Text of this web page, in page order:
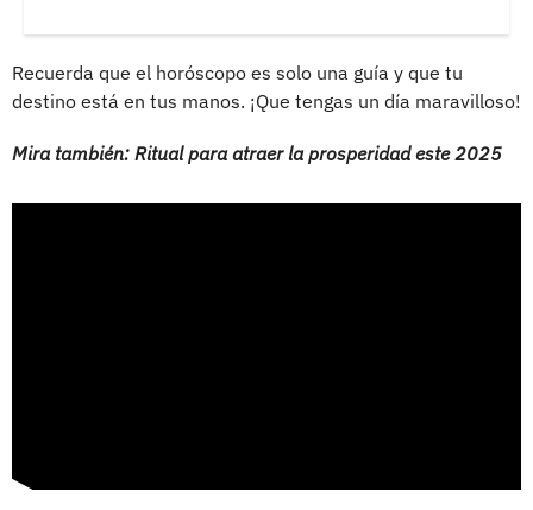
Recuerda que el horóscopo es solo una guía y que tu
destino está en tus manos. ¡Que tengas un día maravilloso!
Mira también: Ritual para atraer la prosperidad este 2025